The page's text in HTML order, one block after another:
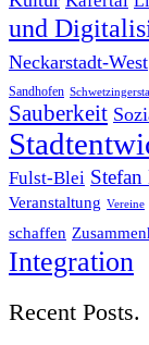
und
Neckarstadt-West
Sandhofen
Sauberkeit
Fulst-Blei
Veranstaltung Vereine
schaffen
Integration
Recent Posts.